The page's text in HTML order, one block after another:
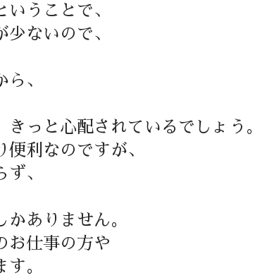
うことで、
ないので、
、
っと心配されているでしょう。
利なのですが、
、
ありません。
お仕事の方や
。